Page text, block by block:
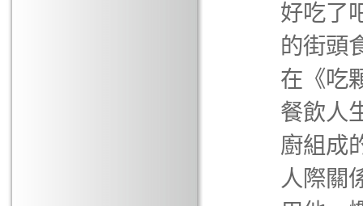
好吃了
的街頭
在《吃
餐飲人
廚組成
人際關